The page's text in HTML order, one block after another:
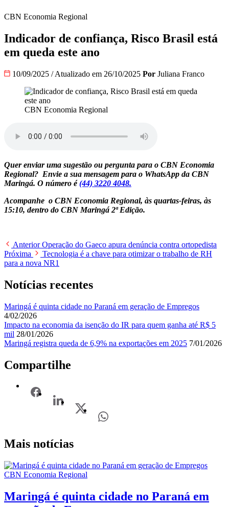
CBN Economia Regional
Indicador de confiança, Risco Brasil está
em queda este ano
10/09/2025 / Atualizado em 26/10/2025 Por Juliana Franco
CBN Economia Regional
Quer enviar uma sugestão ou pergunta para o CBN Economia
Regional? Envie a sua mensagem para o WhatsApp da CBN
Maringá. O número é(44) 3220 4048.
Acompanhe o CBN Economia Regional, às quartas-feiras, às
15:10, dentro do CBN Maringá 2ª Edição.
AnteriorOperação do Gaeco apura denúncia contra ortopedista
Próxima
Tecnologia é a chave para otimizar o trabalho de RH
para a nova NR1
Notícias recentes
Maringá é quinta cidade no Paraná em geração de Empregos
4/02/2026
Impacto na economia da isenção do IR para quem ganha até R$ 5
mil 28/01/2026
Maringá registra queda de 6,9% na exportações em 2025 7/01/2026
Compartilhe
Mais notícias
CBN Economia Regional
Maringá é quinta cidade no Paraná em